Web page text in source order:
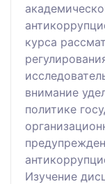
курса
внимание
политике
Изучение